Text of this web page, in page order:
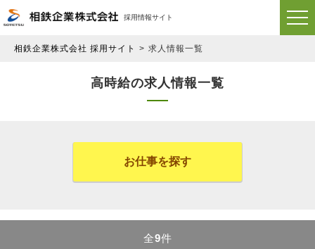
採用情報サイト
相鉄企業株式会社 採用サイト 求人情報一覧
高時給の求人情報一覧
お仕事を探す
全9件